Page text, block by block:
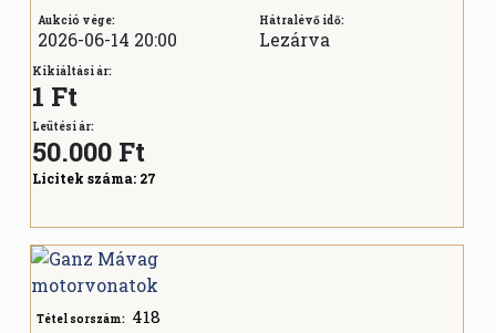
Aukció vége:
2026-06-14 20:00
Hátralévő idő:
Lezárva
Kikiáltási ár:
1 Ft
Leütési ár:
50.000 Ft
Licitek száma: 27
Tétel sorszám: 418